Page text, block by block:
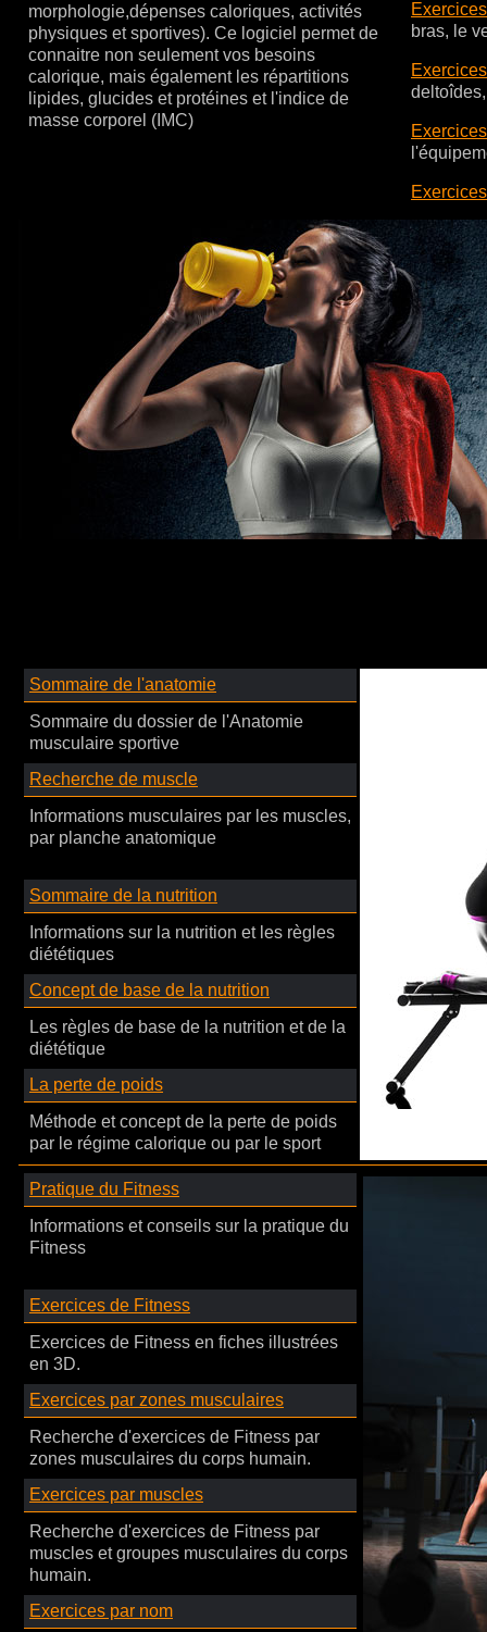
morphologie,dépenses caloriques, activités
physiques et sportives). Ce logiciel permet de
connaitre non seulement vos besoins
calorique, mais également les répartitions
lipides, glucides et protéines et l'indice de
masse corporel (IMC)
bras, le
Sommaire de l'anatomie
Sommaire du dossier de l'Anatomie
musculaire sportive
Recherche de muscle
Informations musculaires par les muscles,
par planche anatomique
Sommaire de la nutrition
Informations sur la nutrition et les règles
diététiques
Concept de base de la nutrition
Les règles de base de la nutrition et de la
diététique
La perte de poids
Méthode et concept de la perte de poids
par le régime calorique ou par le sport
Pratique du Fitness
Informations et conseils sur la pratique du
Fitness
Exercices de Fitness
Exercices de Fitness en fiches illustrées
en 3D.
Exercices par zones musculaires
Recherche d'exercices de Fitness par
zones musculaires du corps humain.
Exercices par muscles
Recherche d'exercices de Fitness par
muscles et groupes musculaires du corps
humain.
Exercices par nom